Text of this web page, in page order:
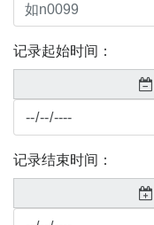
记录起始时间：
记录结束时间：